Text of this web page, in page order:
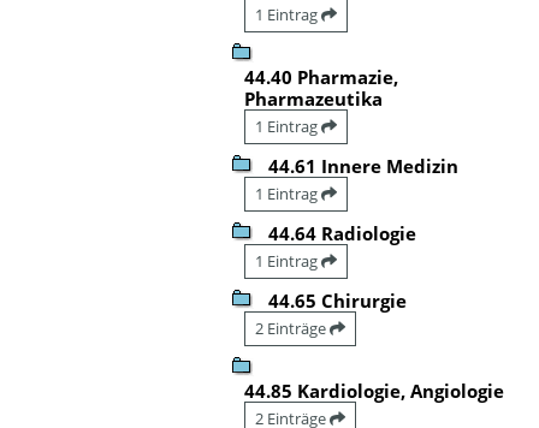
1 Eintrag
44.40 Pharmazie,
Pharmazeutika
1 Eintrag
44.61 Innere Medizin
1 Eintrag
44.64 Radiologie
1 Eintrag
44.65 Chirurgie
2 Einträge
44.85 Kardiologie, Angiologie
2 Einträge